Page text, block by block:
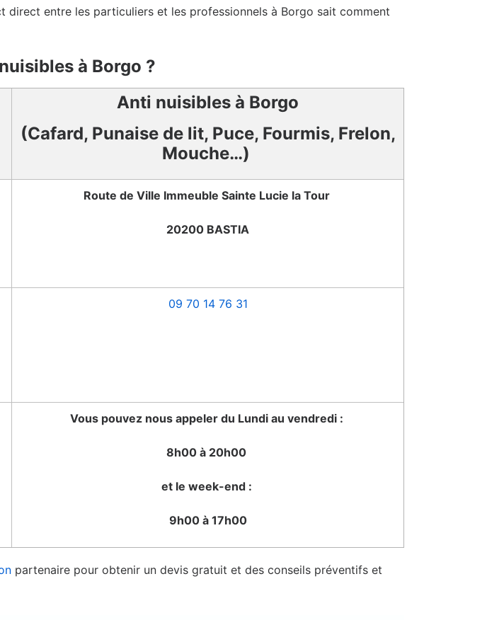
entre les particuliers et les professionnels à Borgo sait comment
à Borgo ?
Anti nuisibles à Borgo
(Cafard, Punaise de lit, Puce, Fourmis, Frelon,
Mouche…)
Route de Ville Immeuble Sainte Lucie la Tour
20200 BASTIA
09 70 14 76 31
Vous pouvez nous appeler du Lundi au vendredi :
8h00 à 20h00
et le week-end :
9h00 à 17h00
partenaire pour obtenir un devis gratuit et des conseils préventifs et